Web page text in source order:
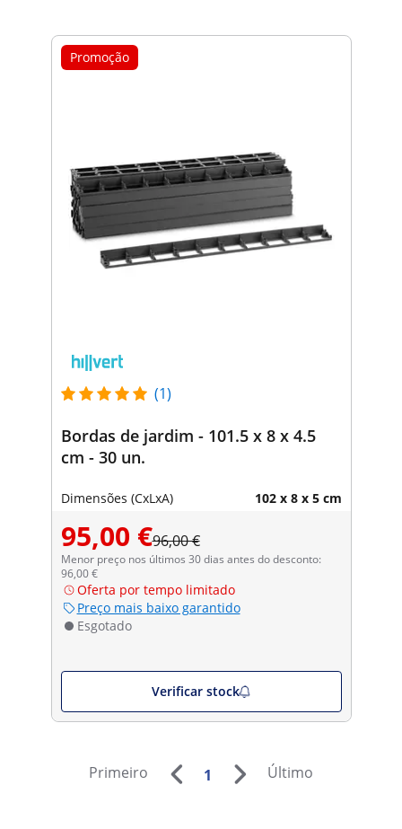
Promoção
(1)
Bordas de jardim - 101.5 x 8 x 4.5
cm - 30 un.
Dimensões (CxLxA) 102 x 8 x 5 cm
95,00 €96,00 €
Menor preço nos últimos 30 dias antes do desconto:
96,00 €
Oferta por tempo limitado
Preço mais baixo garantido
Esgotado
Verificar stock
Primeiro 1 Último